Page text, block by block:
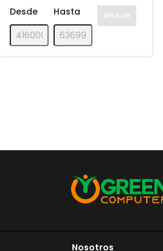
Desde Hasta APLICAR
Nosotros